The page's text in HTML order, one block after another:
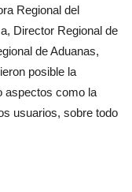
Regional del
Director Regional de
de Aduanas,
posible la
aspectos como la
usuarios, sobre todo